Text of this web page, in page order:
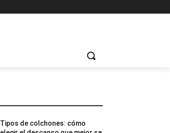
Tipos de colchones: cómo